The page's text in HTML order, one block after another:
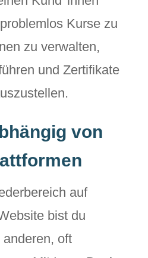
Kurse zu
zu verwalten,
und Zertifikate
von
auf
bist du
oft